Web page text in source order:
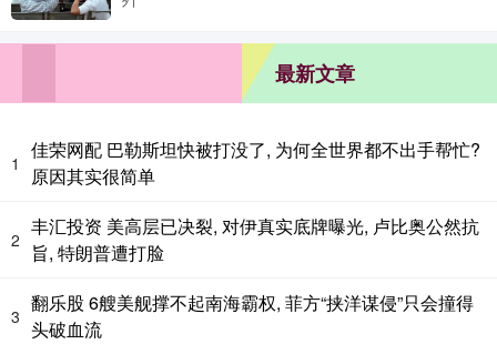
最新文章
1
佳荣网配 巴勒斯坦快被打没了, 为何全世界都不出手帮忙?
原因其实很简单
2
丰汇投资 美高层已决裂, 对伊真实底牌曝光, 卢比奥公然抗
旨, 特朗普遭打脸
3
翻乐股 6艘美舰撑不起南海霸权, 菲方“挟洋谋侵”只会撞得
头破血流